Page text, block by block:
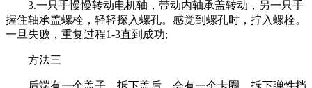
3.一只手慢慢转动电机轴，带动内轴承盖转动，另一只手
握住轴承盖螺栓，轻轻探入螺孔。感觉到螺孔时，拧入螺栓。
一旦失败，重复过程1-3直到成功;
方法三